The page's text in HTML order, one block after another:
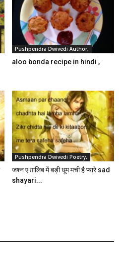
Pushpendra Dwivedi Author,
aloo bonda recipe in hindi ,
Pushpendra Dwivedi Poetry,
जश्न ए ग़ालिब में बड़ी धूम मची है प्यारे sad
shayari...